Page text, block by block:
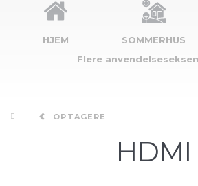
HJEM SOMMERHUS
Flere
OPTAGERE
HDMI